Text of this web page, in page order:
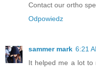
Contact our ortho
Odpowiedz
sammer mark 6:21
It helped me a lot to